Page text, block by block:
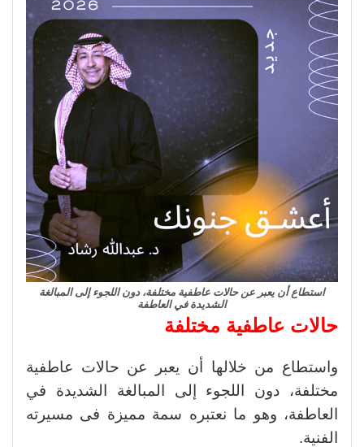
استطاع أن يعبر عن حالات عاطفية مختلفة، دون اللجوء إلى المبالغة
الشديدة في العاطفة
حالات عاطفية مختلفة
واستطاع من خلالها أن يعبر عن حالات عاطفية
مختلفة، دون اللجوء إلى المبالغة الشديدة في
العاطفة، وهو ما نعتبره سمة مميزة فى مسيرته
الفنية.